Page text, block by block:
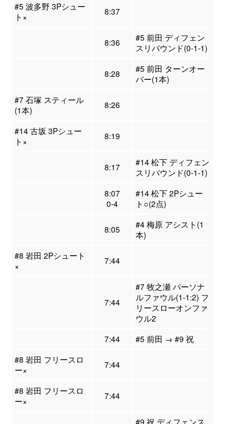
#5 波多野 3Pシュー
ト×
8:37
8:36
#5 前田 ディフェン
スリバウンド(0-1-1)
8:28
#5 前田 ターンオー
バー(1本)
#7 石塚 スティール
(1本)
8:26
#14 古坂 3Pシュー
ト×
8:19
8:17
#14 松下 ディフェン
スリバウンド(0-1-1)
8:07
0-4
#14 松下 2Pシュー
ト○(2点)
8:05
#4 梅原 アシスト(1
本)
#8 岩田 2Pシュート
×
7:44
7:44
#7 牧之瀬 パーソナ
ルファウル(1-1:2) フ
リースローオンファ
ウル2
7:44
#5 前田 → #9 祝
#8 岩田 フリースロ
ー×
7:44
#8 岩田 フリースロ
ー×
7:44
#9 祝 ディフェンス